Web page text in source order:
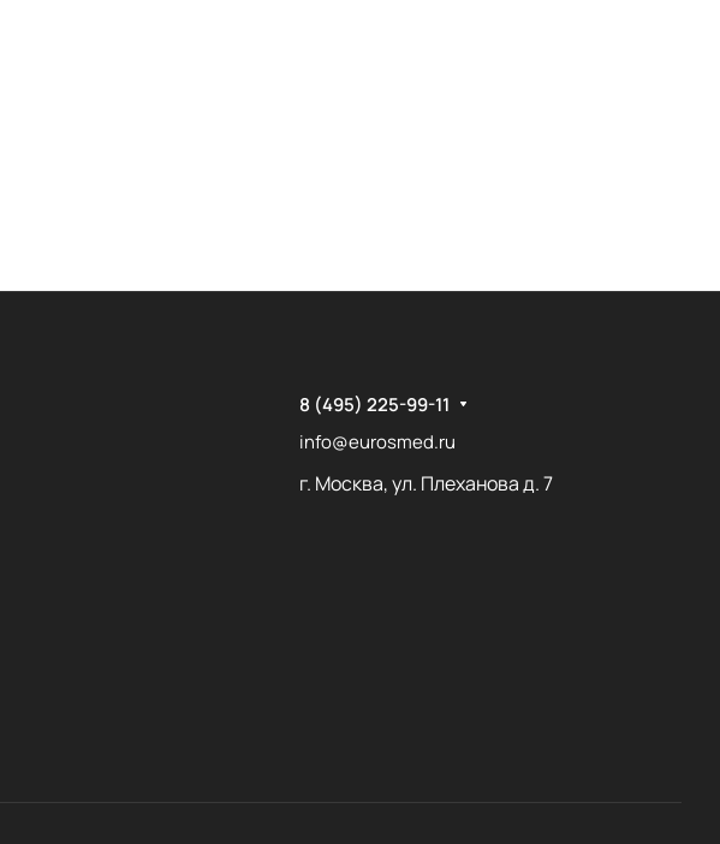
8 (495) 225-99-11
info@eurosmed.ru
г. Москва, ул. Плеханова д. 7